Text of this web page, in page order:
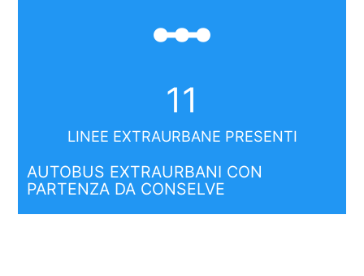
linear_scale
11
LINEE EXTRAURBANE PRESENTI
AUTOBUS EXTRAURBANI CON
PARTENZA DA CONSELVE